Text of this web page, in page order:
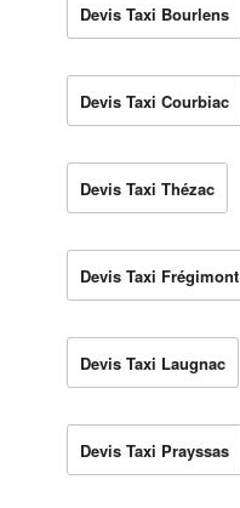
Devis Taxi Bourlens
Devis Taxi Courbiac
Devis Taxi Thézac
Devis Taxi Frégimont
Devis Taxi Laugnac
Devis Taxi Prayssas